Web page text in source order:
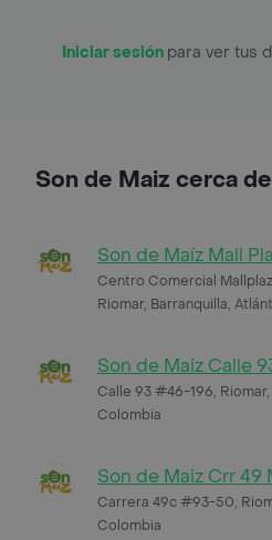
Iniciar sesión para ver tus
Son de Maiz cerca
Son de Maíz Mall
Centro Comercial
Riomar, Barranquilla,
Son de Maiz Calle
Calle 93 #46-196,
Colombia
Son de Maiz Crr 49
Carrera 49c #93-50,
Colombia